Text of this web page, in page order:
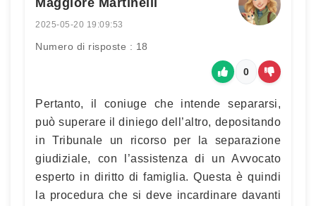
2025-05-20 19:09:53
Numero di risposte : 18
0
Pertanto, il coniuge che intende separarsi,
può superare il diniego dell’altro, depositando
in Tribunale un ricorso per la separazione
giudiziale, con l’assistenza di un Avvocato
esperto in diritto di famiglia. Questa è quindi
la procedura che si deve incardinare davanti